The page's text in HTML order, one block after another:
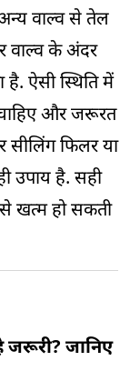
वाल्व से तेल
वाल्व के अंदर
है. ऐसी स्थिति में
और जरूरत
सीलिंग फिलर या
उपाय है. सही
खत्म हो सकती
जरूरी? जानिए